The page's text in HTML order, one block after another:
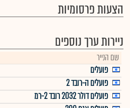
הצעות פרסומיות
ניירות ערך נוספים
שם הנייר
פועלים
פועלים ה-רובד 2
פועלים דולר 2032 רובד 2-רמ